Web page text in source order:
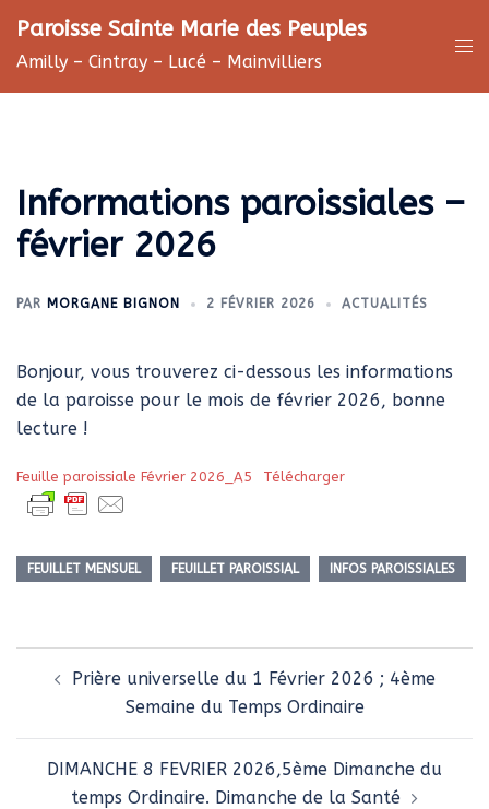
au
contenu
Paroisse Sainte Marie des Peuples
Amilly – Cintray – Lucé – Mainvilliers
Informations paroissiales –
février 2026
PAR MORGANE BIGNON 2 FÉVRIER 2026 ACTUALITÉS
Bonjour, vous trouverez ci-dessous les informations
de la paroisse pour le mois de février 2026, bonne
lecture !
Feuille paroissiale Février 2026_A5 Télécharger
FEUILLET MENSUEL FEUILLET PAROISSIAL INFOS PAROISSIALES
d’articlePrière universelle du 1 Février 2026 ; 4ème
Semaine du Temps Ordinaire
DIMANCHE 8 FEVRIER 2026,5ème Dimanche du
temps Ordinaire. Dimanche de la Santé